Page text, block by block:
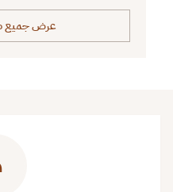
عرض جميع